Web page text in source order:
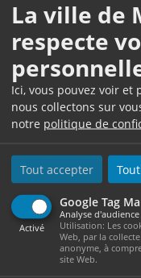
La ville de
respecte
Ici, vous pouvez voir
nous collectons sur
notre politique de
Tout accepter
Google Tag
Activé
Analyse d'audience
Utilisation: Les
Web, par la
anonyme, à
site Web.
Dossier
pour une
À la fin de
République peut,
poursuivre le
au tribunal pour
mineur (on parle
Toutefois, ce type
conditions <span
suivantes :